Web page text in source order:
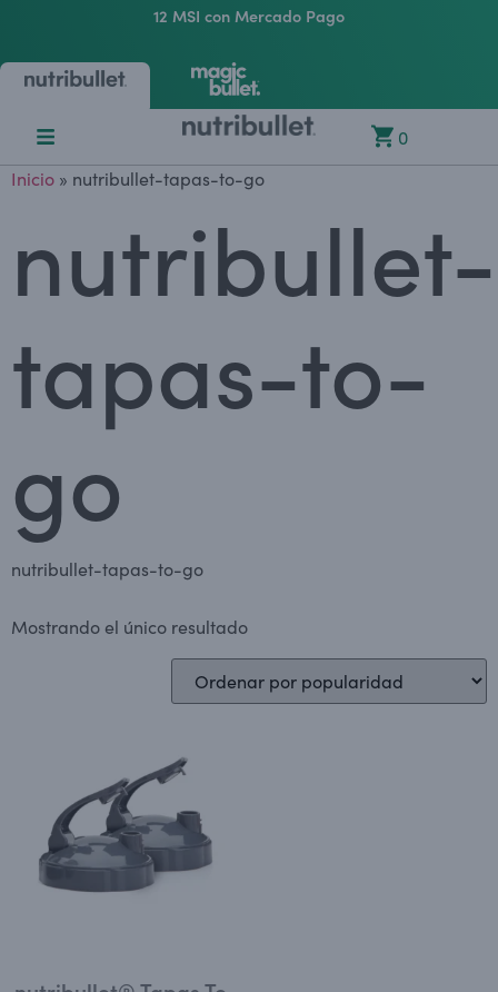
12 MSI con Mercado Pago
0
Inicio » nutribullet-tapas-to-go
nutribullet-
tapas-to-
go
nutribullet-tapas-to-go
Mostrando el único resultado